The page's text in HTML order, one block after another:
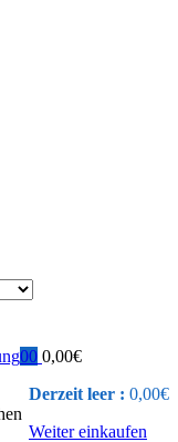
0 0,00€
Derzeit leer : 0,00€
Weiter einkaufen
0